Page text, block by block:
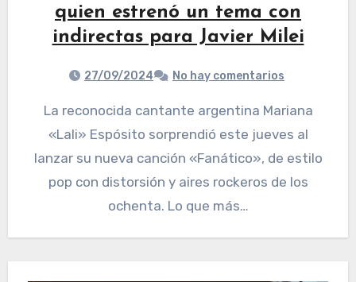
quien estrenó un tema con
indirectas para Javier Milei
27/09/2024 No hay comentarios
La reconocida cantante argentina Mariana
«Lali» Espósito sorprendió este jueves al
lanzar su nueva canción «Fanático», de estilo
pop con distorsión y aires rockeros de los
ochenta. Lo que más…